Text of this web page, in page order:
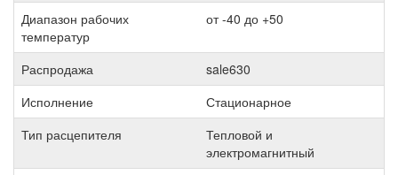
Диапазон рабочих
температур
от -40 до +50
Распродажа
sale630
Исполнение
Стационарное
Тип расцепителя
Тепловой и
электромагнитный